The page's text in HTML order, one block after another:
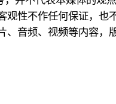
性不作任何保证，也
、音频、视频等内容